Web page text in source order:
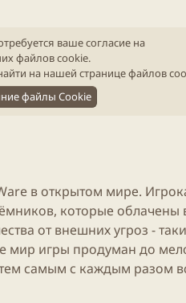
ваше согласие на
файлов cookie.
на нашей странице файлов
файлы Cookie
в открытом мире.
которые
от внешних угроз -
игры продуман до
самым с каждым разом